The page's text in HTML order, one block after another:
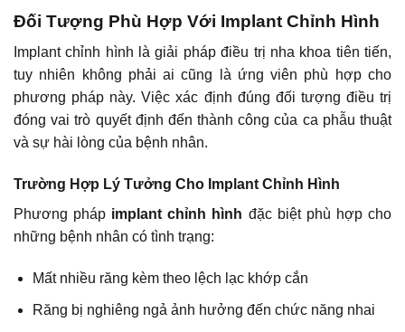
Đối Tượng Phù Hợp Với Implant Chỉnh Hình
Implant chỉnh hình là giải pháp điều trị nha khoa tiên tiến,
tuy nhiên không phải ai cũng là ứng viên phù hợp cho
phương pháp này. Việc xác định đúng đối tượng điều trị
đóng vai trò quyết định đến thành công của ca phẫu thuật
và sự hài lòng của bệnh nhân.
Trường Hợp Lý Tưởng Cho Implant Chỉnh Hình
Phương pháp implant chỉnh hình đặc biệt phù hợp cho
những bệnh nhân có tình trạng:
Mất nhiều răng kèm theo lệch lạc khớp cắn
Răng bị nghiêng ngả ảnh hưởng đến chức năng nhai